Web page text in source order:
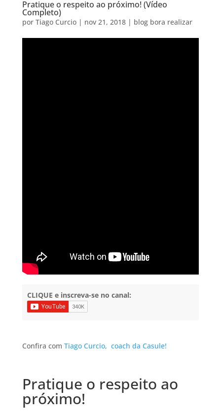
Pratique o respeito ao próximo! (Vídeo
Completo)
por Tiago Curcio| nov 21, 2018| blog bora realizar
CLIQUE e inscreva-se no canal:
Confira com Tiago Curcio, coach da Casule!
Pratique o respeito ao
próximo!